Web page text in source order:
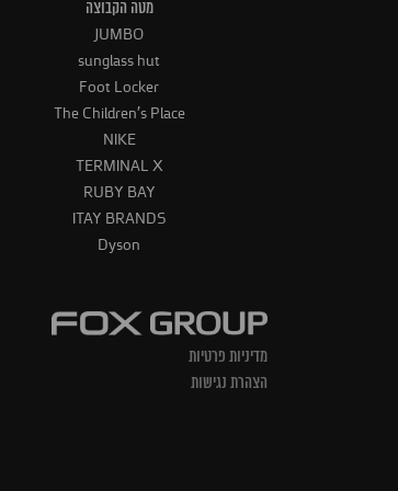
מטה הקבוצה
JUMBO
sunglass hut
Foot Locker
The Children's Place
NIKE
TERMINAL X
RUBY BAY
ITAY BRANDS
Dyson
מדיניות פרטיות
הצהרת נגישות